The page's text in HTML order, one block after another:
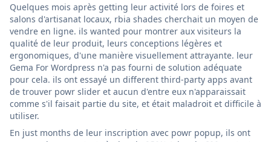
Quelques mois après getting leur activité lors de foires et
salons d'artisanat locaux, rbia shades cherchait un moyen de
vendre en ligne. ils wanted pour montrer aux visiteurs la
qualité de leur produit, leurs conceptions légères et
ergonomiques, d'une manière visuellement attrayante. leur
Gema For Wordpress n'a pas fourni de solution adéquate
pour cela. ils ont essayé un different third-party apps avant
de trouver powr slider et aucun d'entre eux n'apparaissait
comme s'il faisait partie du site, et était maladroit et difficile à
utiliser.
En just months de leur inscription avec powr popup, ils ont